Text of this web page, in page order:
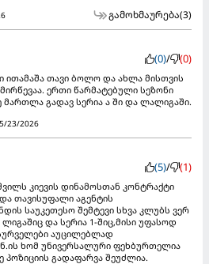
გამოხმაურება(3)
(0)/ (0)
ითამაშა თავი ბოლო და ახლა მისთვის
ერთი წარმატებული სეზონი
მართლა გადავ სერია ა ში და ლალიგაში.
23/2026
(5)/ (1)
კიევის დინამოსთან კონტრაქტი
თავისუფალი აგენტის
საუკეთესო შემტევი სხვა კლუბს ვერ
და სერია 1-შიც,მისი უფასოდ
აუცილებლად
ხომ უნივერსალური ფეხბურთელია
პოზიციის გადაფარვა შეუძლია.